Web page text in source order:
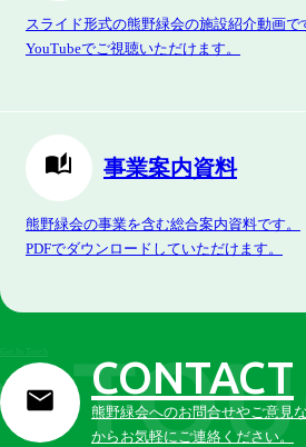
スライド形式の熊野緑会の施設紹介動画で
YouTubeでご視聴いただけます。
事業案内資料
熊野緑会の事業を含む総合案内資料です。
PDFでダウンロードしていただけます。
CONTACT
熊野緑会へのお問合せやご意見
からお気軽にご連絡ください。